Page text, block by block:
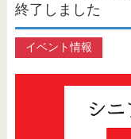
終了しました
イベント情報